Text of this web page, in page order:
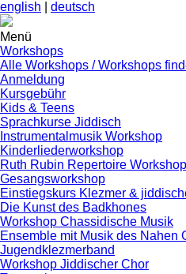
english deutsch
Menü
Workshops
Alle Workshops / Workshops
Anmeldung
Kursgebühr
Kids & Teens
Sprachkurse Jiddisch
Instrumentalmusik Workshop
Kinderliederworkshop
Ruth Rubin Repertoire Workshop
Gesangsworkshop
Einstiegskurs Klezmer &
Die Kunst des Badkhones
Workshop Chassidische Musik
Ensemble mit Musik des Nahen
Jugendklezmerband
Workshop Jiddischer Chor